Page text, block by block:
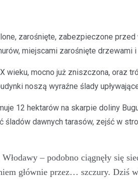
zarośnięte, zabezpieczone
miejscami zarośnięte drzewami
mocno już zniszczona, oraz
noszą wyraźne ślady
12 hektarów na skarpie doliny
dawnych tarasów, zejść w
– podobno ciągnęły się
głównie przez… szczury. Dziś